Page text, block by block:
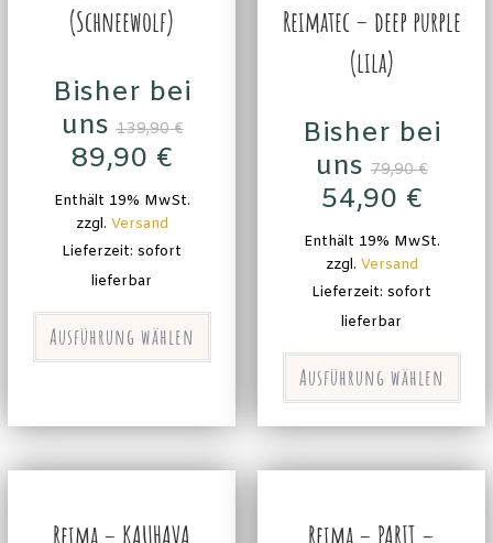
(Schneewolf)
Bisher bei
uns 139,90€
89,90 €
Enthält 19% MwSt.
zzgl. Versand
Lieferzeit: sofort
lieferbar
Ausführung wählen
Reimatec – deep purple
(lila)
Bisher bei
uns 79,90€
54,90 €
Enthält 19% MwSt.
zzgl. Versand
Lieferzeit: sofort
lieferbar
Ausführung wählen